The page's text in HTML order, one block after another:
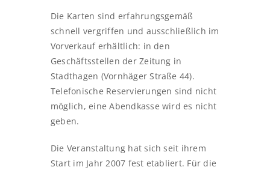
Die Karten sind erfahrungsgemäß
schnell vergriffen und ausschließlich im
Vorverkauf erhältlich: in den
Geschäftsstellen der Zeitung in
Stadthagen (Vornhäger Straße 44).
Telefonische Reservierungen sind nicht
möglich, eine Abendkasse wird es nicht
geben.
Die Veranstaltung hat sich seit ihrem
Start im Jahr 2007 fest etabliert. Für die